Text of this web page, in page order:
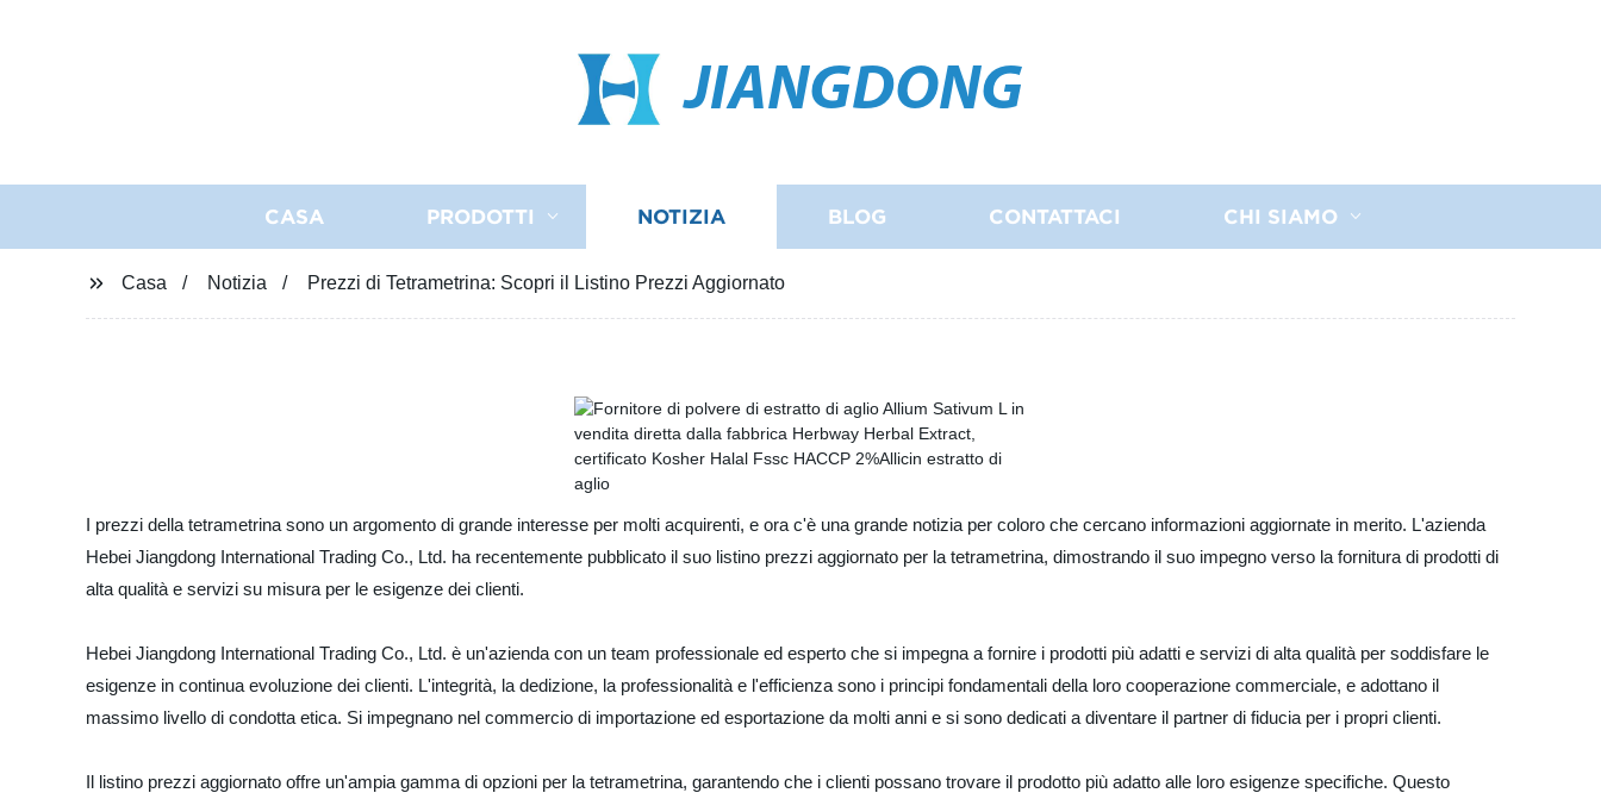
JIANGDONG
CASA PRODOTTI NOTIZIA BLOG CONTATTACI CHI SIAMO
Casa Notizia Prezzi di Tetrametrina: Scopri il Listino Prezzi Aggiornato
I prezzi della tetrametrina sono un argomento di grande interesse per molti acquirenti, e ora c'è una grande notizia per coloro che cercano informazioni aggiornate in merito. L'azienda
Hebei Jiangdong International Trading Co., Ltd. ha recentemente pubblicato il suo listino prezzi aggiornato per la tetrametrina, dimostrando il suo impegno verso la fornitura di prodotti di
alta qualità e servizi su misura per le esigenze dei clienti.
Hebei Jiangdong International Trading Co., Ltd. è un'azienda con un team professionale ed esperto che si impegna a fornire i prodotti più adatti e servizi di alta qualità per soddisfare le
esigenze in continua evoluzione dei clienti. L'integrità, la dedizione, la professionalità e l'efficienza sono i principi fondamentali della loro cooperazione commerciale, e adottano il
massimo livello di condotta etica. Si impegnano nel commercio di importazione ed esportazione da molti anni e si sono dedicati a diventare il partner di fiducia per i propri clienti.
Il listino prezzi aggiornato offre un'ampia gamma di opzioni per la tetrametrina, garantendo che i clienti possano trovare il prodotto più adatto alle loro esigenze specifiche. Questo